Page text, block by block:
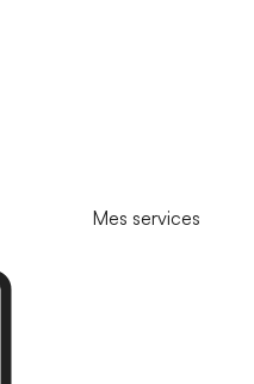
Mes services